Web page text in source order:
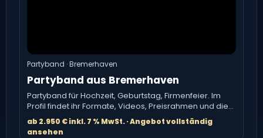
Partyband · Bremerhaven
Partyband aus Bremerhaven
Partyband für Hochzeit, Geburtstag, Firmenfeier. Im
Profil findet ihr Formate, Videos, Preisrahmen und die
direkte Anfrage.
ab 2.950 € inkl. 7 % MwSt. · Angebot vollständig
ansehen